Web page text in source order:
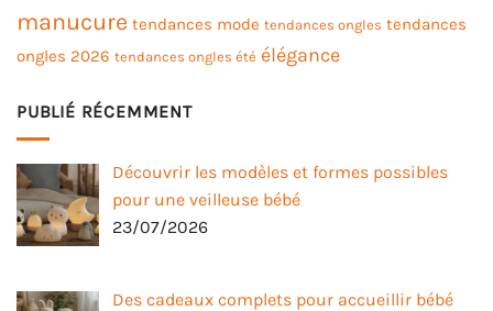
manucure tendances mode tendances ongles tendances
ongles 2026 tendances ongles été élégance
PUBLIÉ RÉCEMMENT
Découvrir les modèles et formes possibles
pour une veilleuse bébé
23/07/2026
Des cadeaux complets pour accueillir bébé